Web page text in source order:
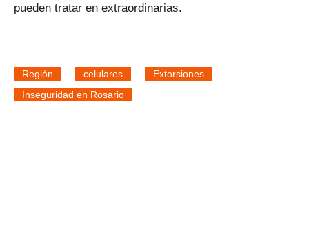
pueden tratar en extraordinarias.
Región celulares
Extorsiones
Inseguridad en Rosario